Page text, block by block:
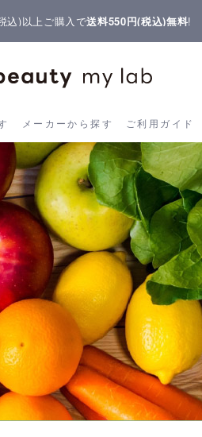
の影響によりお届けに遅延が生じており
メーカーから探す ご利用ガイド
探す メーカーから探す ご利用ガイ